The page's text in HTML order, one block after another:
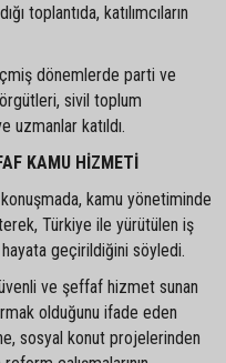
toplantıda, katılımcıların
dönemlerde parti ve
sivil toplum
uzmanlar katıldı.
KAMU HİZMETİ
konuşmada, kamu yönetiminde
Türkiye ile yürütülen iş
geçirildiğini söyledi.
ve şeffaf hizmet sunan
olduğunu ifade eden
sosyal konut projelerinden